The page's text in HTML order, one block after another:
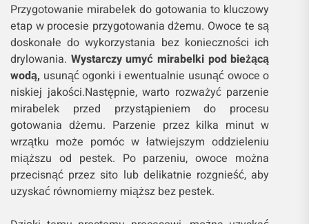
Przygotowanie mirabelek do gotowania to kluczowy
etap w procesie przygotowania dżemu. Owoce te są
doskonałe do wykorzystania bez konieczności ich
drylowania. Wystarczy umyć mirabelki pod bieżącą
wodą, usunąć ogonki i ewentualnie usunąć owoce o
niskiej jakości.Następnie, warto rozważyć parzenie
mirabelek przed przystąpieniem do procesu
gotowania dżemu. Parzenie przez kilka minut w
wrzątku może pomóc w łatwiejszym oddzieleniu
miąższu od pestek. Po parzeniu, owoce można
przecisnąć przez sito lub delikatnie rozgnieść, aby
uzyskać równomierny miąższ bez pestek.